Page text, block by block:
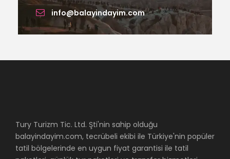
info@balayindayim.com
Tury Turizm Tic. Ltd. Şti'nin sahip olduğu
balayindayim.com, tecrübeli ekibi ile Türkiye'nin popüler
tatil bölgelerinde en uygun fiyat garantisi ile tatil